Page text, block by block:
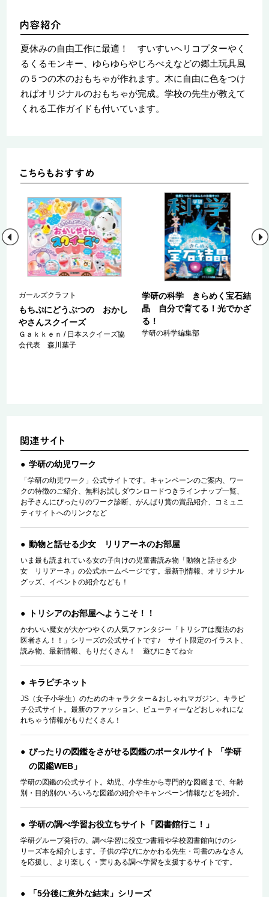
夏休みの自由工作に最適！ すいすいヘリコプターやく
るくるモンキー、ゆらゆらやじろべえなどの郷土玩具風
の５つの木のおもちゃが作れます。木に自由に色をつけ
ればオリジナルのおもちゃが完成。学校の先生が教えて
くれる工作ガイドも付いています。
ガールズクラフト
もちぷにどうぶつの おかし
やさんスクイーズ
Ｇａｋｋｅｎ / 日本スクイーズ協
会代表 森川葉子
学研の科学 きらめく宝石結
晶 自分で育てる！光でかざ
る！
学研の科学編集部
学研の幼児ワーク
「学研の幼児ワーク」公式サイトです。キャンペーンのご案内、ワー
クの特徴のご紹介、無料お試しダウンロードつきラインナップ一覧、
お子さんにぴったりのワーク診断、がんばり賞の賞品紹介、コミュニ
ティサイトへのリンクなど
動物と話せる少女 リリアーネのお部屋
いま最も読まれている女の子向けの児童書読み物「動物と話せる少
女 リリアーネ」の公式ホームページです。最新刊情報、オリジナル
グッズ、イベントの紹介なども！
トリシアのお部屋へようこそ！！
かわいい魔女が大かつやくの人気ファンタジー「トリシアは魔法のお
医者さん！！」シリーズの公式サイトです♪ サイト限定のイラスト、
読み物、最新情報、もりだくさん！ 遊びにきてね☆
キラピチネット
JS（女子小学生）のためのキャラクター＆おしゃれマガジン、キラピ
チ公式サイト。最新のファッション、ビューティーなどおしゃれにな
れちゃう情報がもりだくさん！
ぴったりの図鑑をさがせる図鑑のポータルサイト 「学研
の図鑑WEB」
学研の図鑑の公式サイト。幼児、小学生から専門的な図鑑まで、年齢
別・目的別のいろいろな図鑑の紹介やキャンペーン情報などを紹介。
学研の調べ学習お役立ちサイト「図書館行こ！」
学研グループ発行の、調べ学習に役立つ書籍や学校図書館向けのシ
リーズ本を紹介します。子供の学びにかかわる先生・司書のみなさん
を応援し、より楽しく・実りある調べ学習を支援するサイトです。
「5分後に意外な結末」シリーズ